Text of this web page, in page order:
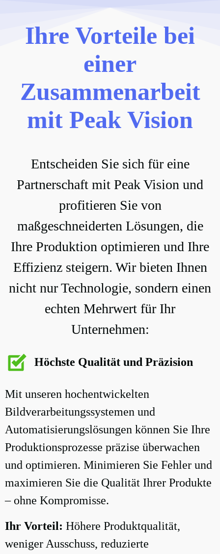
Ihre Vorteile bei
einer
Zusammenarbeit
mit Peak Vision
Entscheiden Sie sich für eine
Partnerschaft mit Peak Vision und
profitieren Sie von
maßgeschneiderten Lösungen, die
Ihre Produktion optimieren und Ihre
Effizienz steigern. Wir bieten Ihnen
nicht nur Technologie, sondern einen
echten Mehrwert für Ihr
Unternehmen:
Höchste Qualität und Präzision
Mit unseren hochentwickelten
Bildverarbeitungssystemen und
Automatisierungslösungen können Sie Ihre
Produktionsprozesse präzise überwachen
und optimieren. Minimieren Sie Fehler und
maximieren Sie die Qualität Ihrer Produkte
– ohne Kompromisse.
Ihr Vorteil: Höhere Produktqualität,
weniger Ausschuss, reduzierte